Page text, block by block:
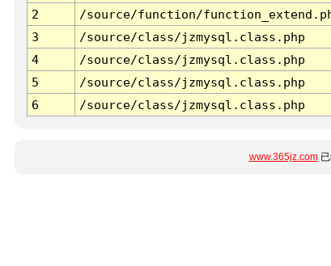
2
/source/function/
3
/source/class/jzmysql.class.php
4
/source/class/jzmysql.class.php
5
/source/class/jzmysql.class.php
6
/source/class/jzmysql.class.php
www.365jz.com已